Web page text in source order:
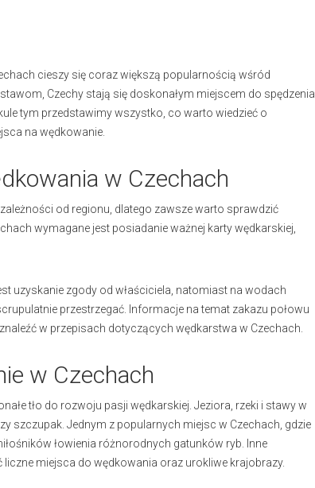
cieszy się coraz większą popularnością wśród
Czechy stają się doskonałym miejscem do spędzenia
tym przedstawimy wszystko, co warto wiedzieć o
na wędkowanie.
w Czechach
od regionu, dlatego zawsze warto sprawdzić
wymagane jest posiadanie ważnej karty wędkarskiej,
uzyskanie zgody od właściciela, natomiast na wodach
przestrzegać. Informacje na temat zakazu połowu
w przepisach dotyczących wędkarstwa w Czechach.
w Czechach
tło do rozwoju pasji wędkarskiej. Jeziora, rzeki i stawy w
szczupak. Jednym z popularnych miejsc w Czechach, gdzie
łowienia różnorodnych gatunków ryb. Inne
miejsca do wędkowania oraz urokliwe krajobrazy.